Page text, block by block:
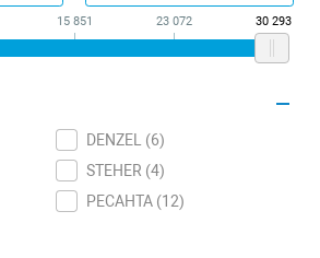
15 851 23 072 30 293
DENZEL (6)
STEHER (4)
РЕСАНТА (12)